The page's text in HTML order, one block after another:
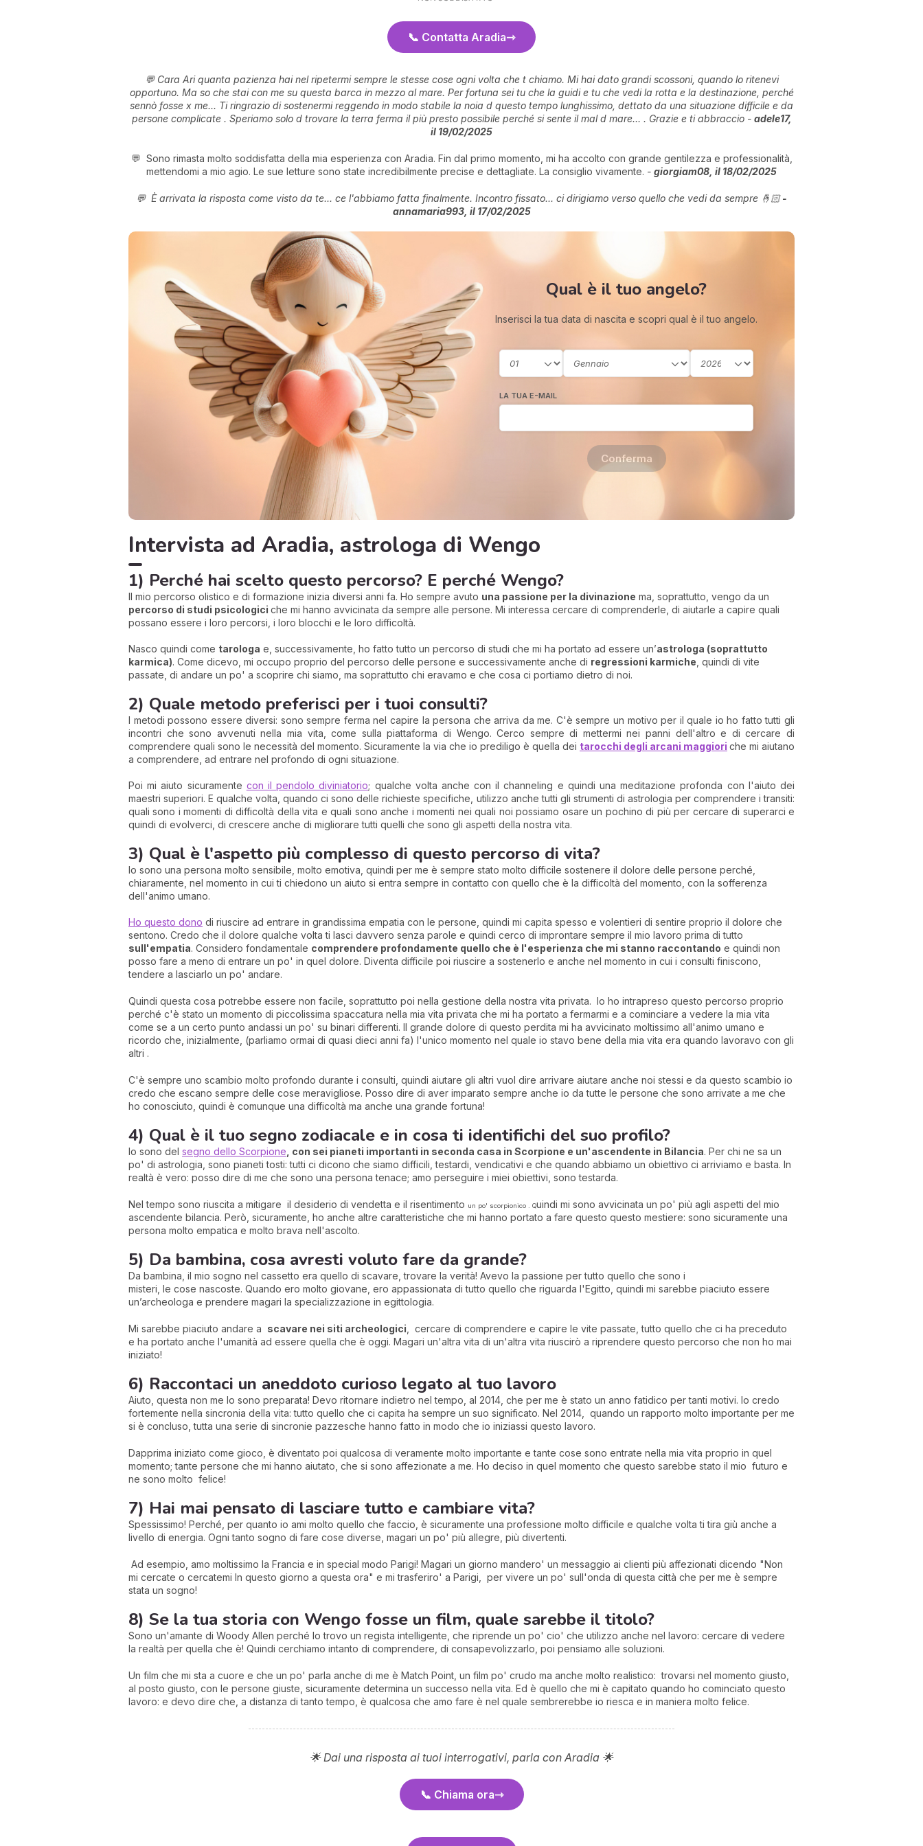
📞 Contatta Aradia
💬 Cara Ari quanta pazienza hai nel ripetermi sempre le stesse cose ogni volta che t chiamo. Mi hai dato grandi scossoni, quando lo ritenevi
opportuno. Ma so che stai con me su questa barca in mezzo al mare. Per fortuna sei tu che la guidi e tu che vedi la rotta e la destinazione, perché
sennò fosse x me... Ti ringrazio di sostenermi reggendo in modo stabile la noia d questo tempo lunghissimo, dettato da una situazione difficile e da
persone complicate . Speriamo solo d trovare la terra ferma il più presto possibile perché si sente il mal d mare… . Grazie e ti abbraccio - adele17,
il 19/02/2025
💬 Sono rimasta molto soddisfatta della mia esperienza con Aradia. Fin dal primo momento, mi ha accolto con grande gentilezza e professionalità,
mettendomi a mio agio. Le sue letture sono state incredibilmente precise e dettagliate. La consiglio vivamente. - giorgiam08, il 18/02/2025
💬 È arrivata la risposta come visto da te... ce l'abbiamo fatta finalmente. Incontro fissato... ci dirigiamo verso quello che vedi da sempre 🤞🏻-
annamaria993, il 17/02/2025
Qual è il tuo angelo?
Inserisci la tua data di nascita e scopri qual è il tuo angelo.
LA TUA E-MAIL
Conferma
Intervista ad Aradia, astrologa di Wengo
1) Perché hai scelto questo percorso? E perché Wengo?
Il mio percorso olistico e di formazione inizia diversi anni fa. Ho sempre avuto una passione per la divinazione ma, soprattutto, vengo da un
percorso di studi psicologici che mi hanno avvicinata da sempre alle persone. Mi interessa cercare di comprenderle, di aiutarle a capire quali
possano essere i loro percorsi, i loro blocchi e le loro difficoltà.
Nasco quindi come tarologa e, successivamente, ho fatto tutto un percorso di studi che mi ha portato ad essere un’astrologa (soprattutto
karmica). Come dicevo, mi occupo proprio del percorso delle persone e successivamente anche di regressioni karmiche , quindi di vite
passate, di andare un po' a scoprire chi siamo, ma soprattutto chi eravamo e che cosa ci portiamo dietro di noi.
2) Quale metodo preferisci per i tuoi consulti?
I metodi possono essere diversi: sono sempre ferma nel capire la persona che arriva da me. C'è sempre un motivo per il quale io ho fatto tutti gli
incontri che sono avvenuti nella mia vita, come sulla piattaforma di Wengo. Cerco sempre di mettermi nei panni dell'altro e di cercare di
comprendere quali sono le necessità del momento. Sicuramente la via che io prediligo è quella dei tarocchi degli arcani maggiori che mi aiutano
a comprendere, ad entrare nel profondo di ogni situazione.
Poi mi aiuto sicuramente con il pendolo diviniatorio; qualche volta anche con il channeling e quindi una meditazione profonda con l'aiuto dei
maestri superiori. E qualche volta, quando ci sono delle richieste specifiche, utilizzo anche tutti gli strumenti di astrologia per comprendere i transiti:
quali sono i momenti di difficoltà della vita e quali sono anche i momenti nei quali noi possiamo osare un pochino di più per cercare di superarci e
quindi di evolverci, di crescere anche di migliorare tutti quelli che sono gli aspetti della nostra vita.
3) Qual è l'aspetto più complesso di questo percorso di vita?
Io sono una persona molto sensibile, molto emotiva, quindi per me è sempre stato molto difficile sostenere il dolore delle persone perché,
chiaramente, nel momento in cui ti chiedono un aiuto si entra sempre in contatto con quello che è la difficoltà del momento, con la sofferenza
dell'animo umano.
Ho questo dono di riuscire ad entrare in grandissima empatia con le persone, quindi mi capita spesso e volentieri di sentire proprio il dolore che
sentono. Credo che il dolore qualche volta ti lasci davvero senza parole e quindi cerco di improntare sempre il mio lavoro prima di tutto
sull'empatia. Considero fondamentale comprendere profondamente quello che è l'esperienza che mi stanno raccontando e quindi non
posso fare a meno di entrare un po' in quel dolore. Diventa difficile poi riuscire a sostenerlo e anche nel momento in cui i consulti finiscono,
tendere a lasciarlo un po' andare.
Quindi questa cosa potrebbe essere non facile, soprattutto poi nella gestione della nostra vita privata. Io ho intrapreso questo percorso proprio
perché c'è stato un momento di piccolissima spaccatura nella mia vita privata che mi ha portato a fermarmi e a cominciare a vedere la mia vita
come se a un certo punto andassi un po' su binari differenti. Il grande dolore di questo perdita mi ha avvicinato moltissimo all'animo umano e
ricordo che, inizialmente, (parliamo ormai di quasi dieci anni fa) l'unico momento nel quale io stavo bene della mia vita era quando lavoravo con gli
altri .
C'è sempre uno scambio molto profondo durante i consulti, quindi aiutare gli altri vuol dire arrivare aiutare anche noi stessi e da questo scambio io
credo che escano sempre delle cose meravigliose. Posso dire di aver imparato sempre anche io da tutte le persone che sono arrivate a me che
ho conosciuto, quindi è comunque una difficoltà ma anche una grande fortuna!
4) Qual è il tuo segno zodiacale e in cosa ti identifichi del suo profilo?
Io sono del segno dello Scorpione , con sei pianeti importanti in seconda casa in Scorpione e un'ascendente in Bilancia. Per chi ne sa un
po' di astrologia, sono pianeti tosti: tutti ci dicono che siamo difficili, testardi, vendicativi e che quando abbiamo un obiettivo ci arriviamo e basta. In
realtà è vero: posso dire di me che sono una persona tenace; amo perseguire i miei obiettivi, sono testarda.
Nel tempo sono riuscita a mitigare il desiderio di vendetta e il risentimento un po' scorpionico . Quindi mi sono avvicinata un po' più agli aspetti del mio
ascendente bilancia. Però, sicuramente, ho anche altre caratteristiche che mi hanno portato a fare questo questo mestiere: sono sicuramente una
persona molto empatica e molto brava nell'ascolto.
5) Da bambina, cosa avresti voluto fare da grande?
Da bambina, il mio sogno nel cassetto era quello di scavare, trovare la verità! Avevo la passione per tutto quello che sono i
misteri, le cose nascoste. Quando ero molto giovane, ero appassionata di tutto quello che riguarda l'Egitto, quindi mi sarebbe piaciuto essere
un’archeologa e prendere magari la specializzazione in egittologia.
Mi sarebbe piaciuto andare a scavare nei siti archeologici , cercare di comprendere e capire le vite passate, tutto quello che ci ha preceduto
e ha portato anche l'umanità ad essere quella che è oggi. Magari un'altra vita di un'altra vita riuscirò a riprendere questo percorso che non ho mai
iniziato!
6) Raccontaci un aneddoto curioso legato al tuo lavoro
Aiuto, questa non me lo sono preparata! Devo ritornare indietro nel tempo, al 2014, che per me è stato un anno fatidico per tanti motivi. Io credo
fortemente nella sincronia della vita: tutto quello che ci capita ha sempre un suo significato. Nel 2014, quando un rapporto molto importante per me
si è concluso, tutta una serie di sincronie pazzesche hanno fatto in modo che io iniziassi questo lavoro.
Dapprima iniziato come gioco, è diventato poi qualcosa di veramente molto importante e tante cose sono entrate nella mia vita proprio in quel
momento; tante persone che mi hanno aiutato, che si sono affezionate a me. Ho deciso in quel momento che questo sarebbe stato il mio futuro e
ne sono molto felice!
7) Hai mai pensato di lasciare tutto e cambiare vita?
Spessissimo! Perché, per quanto io ami molto quello che faccio, è sicuramente una professione molto difficile e qualche volta ti tira giù anche a
livello di energia. Ogni tanto sogno di fare cose diverse, magari un po' più allegre, più divertenti.
Ad esempio, amo moltissimo la Francia e in special modo Parigi! Magari un giorno mandero' un messaggio ai clienti più affezionati dicendo "Non
mi cercate o cercatemi In questo giorno a questa ora" e mi trasferiro' a Parigi, per vivere un po' sull'onda di questa città che per me è sempre
stata un sogno!
8) Se la tua storia con Wengo fosse un film, quale sarebbe il titolo?
Sono un'amante di Woody Allen perché lo trovo un regista intelligente, che riprende un po' cio' che utilizzo anche nel lavoro: cercare di vedere
la realtà per quella che è! Quindi cerchiamo intanto di comprendere, di consapevolizzarlo, poi pensiamo alle soluzioni.
Un film che mi sta a cuore e che un po' parla anche di me è Match Point, un film po' crudo ma anche molto realistico: trovarsi nel momento giusto,
al posto giusto, con le persone giuste, sicuramente determina un successo nella vita. Ed è quello che mi è capitato quando ho cominciato questo
lavoro: e devo dire che, a distanza di tanto tempo, è qualcosa che amo fare è nel quale sembrerebbe io riesca e in maniera molto felice.
🌟Dai una risposta ai tuoi interrogativi, parla con Aradia 🌟
📞 Chiama ora